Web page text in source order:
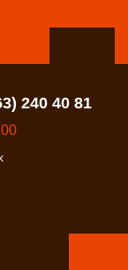
240 40 81